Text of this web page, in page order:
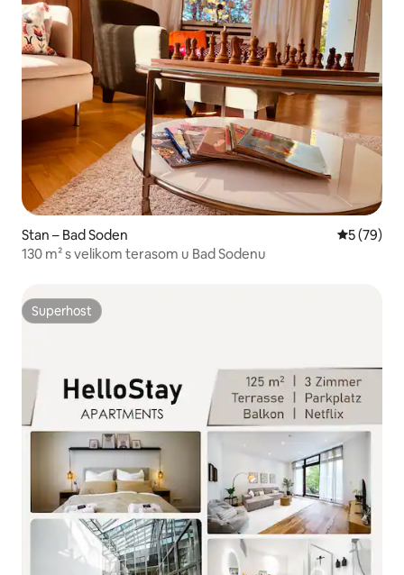
Stan – Bad Soden Prosječna
5 (79)
130 m² s velikom terasom u Bad Sodenu
Superhost
Superhost